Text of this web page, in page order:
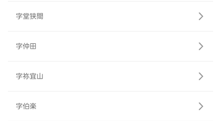
字堂狭間
字仲田
字祢宜山
字伯楽